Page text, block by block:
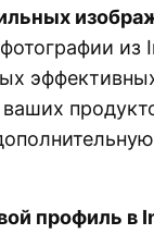
из
профиль в